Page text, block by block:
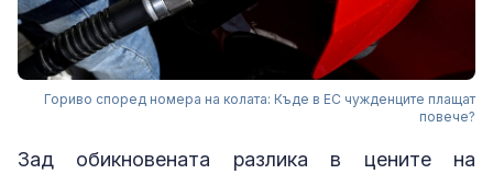
Гориво според номера на колата: Къде в ЕС чужденците плащат
повече?
Зад обикновената разлика в цените на